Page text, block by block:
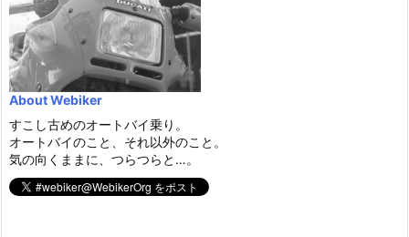
About Webiker
すこし古めのオートバイ乗り。
オートバイのこと、それ以外のこと。
気の向くままに、つらつらと…。